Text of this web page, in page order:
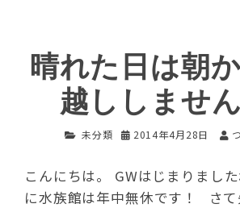
晴れた日は朝
越ししません
未分類 2014年4月28日
こんにちは。 GWはじまりまし
に水族館は年中無休です！ さて